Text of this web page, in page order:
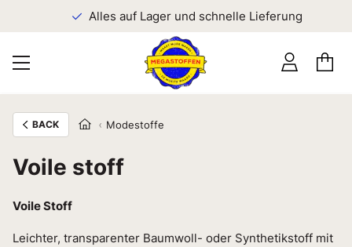
Alles auf Lager und schnelle Lieferung
BACK Modestoffe
Voile stoff
Voile Stoff
Leichter, transparenter Baumwoll- oder Synthetikstoff mit